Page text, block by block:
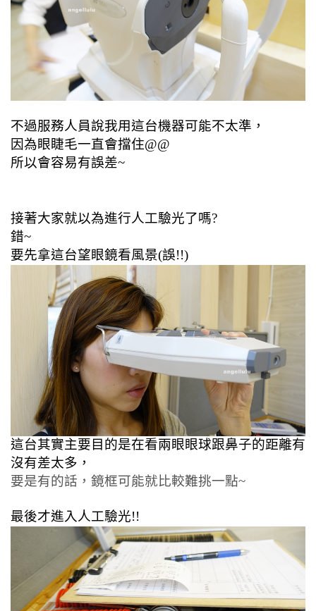
不過服務人員說我用這台機器可能不太準，
因為眼睫毛一直會擋住@@
所以會容易有誤差~
接著大家就以為進行人工驗光了嗎?
錯~
要先拿這台望眼鏡看風景(誤!!)
這台其實主要目的是在看兩眼眼球跟鼻子的距離有
沒有差太多，
要是有的話，鏡框可能就比較難挑一點~
最後才進入人工驗光!!